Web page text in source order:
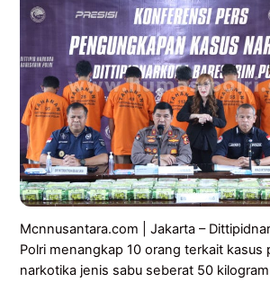
Mcnnusantara.com | Jakarta –
Polri menangkap 10 orang terkait kasus
narkotika jenis sabu seberat 50